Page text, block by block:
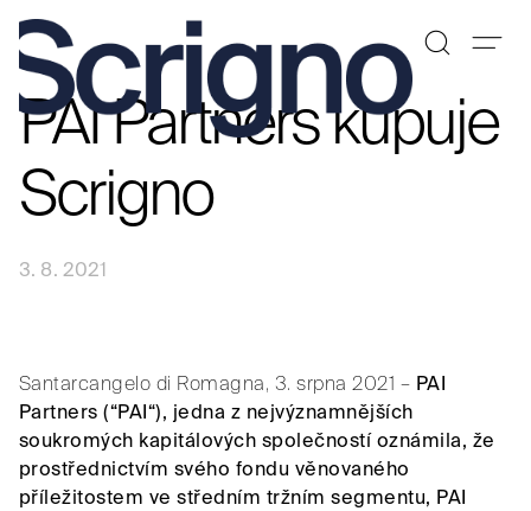
Přeskočit
PAI Partners kupuje
Scrigno
3. 8. 2021
Santarcangelo di Romagna, 3. srpna 2021 – PAI
Partners (“PAI“), jedna z nejvýznamnějších
soukromých kapitálových společností oznámila, že
prostřednictvím svého fondu věnovaného
příležitostem ve středním tržním segmentu, PAI